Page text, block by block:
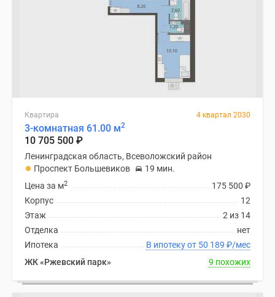
Квартира 4 квартал 2030
3-комнатная 61.00 м2
10 705 500 ₽
Ленинградская область, Всеволожский район
Проспект Большевиков
19 мин.
175 500 ₽
Цена за м2
12
Корпус
2 из 14
Этаж
нет
Отделка
В ипотеку от 50 189 ₽/мес
Ипотека
ЖК «Ржевский парк»
9 похожих